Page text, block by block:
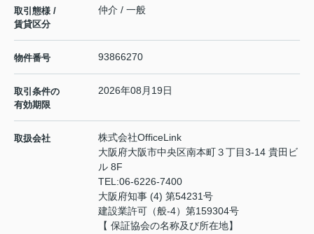
取引態様 /
賃貸区分
仲介 / 一般
物件番号 93866270
取引条件の
有効期限
2026年08月19日
取扱会社
株式会社OfficeLink
大阪府大阪市中央区南本町３丁目3-14 貴田ビ
ル 8F
TEL:06-6226-7400
大阪府知事 (4) 第54231号
建設業許可（般-4）第159304号
【 保証協会の名称及び所在地】